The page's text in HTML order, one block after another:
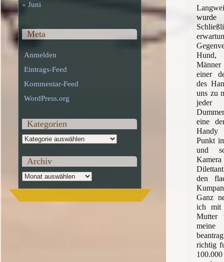
wurde
Hund,
einer
des
uns zu
jeder
eine
Handy
Punkt
und
den
Ganz
ich mit
Mutter
meine
richtig
« Juni
Meta
Anmelden
Eintrags-Feed
Kommentar-Feed
WordPress.org
Kategorien
Kategorien
Archiv
Archiv